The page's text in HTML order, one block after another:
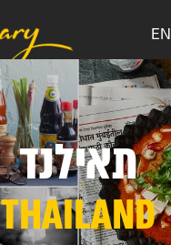
EN
תאילנד
THAILAND